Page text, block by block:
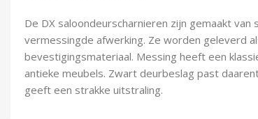
De DX saloondeurscharnieren zijn gemaakt
vermessingde afwerking. Ze worden geleverd
bevestigingsmateriaal. Messing heeft een
antieke meubels. Zwart deurbeslag past
geeft een strakke uitstraling.